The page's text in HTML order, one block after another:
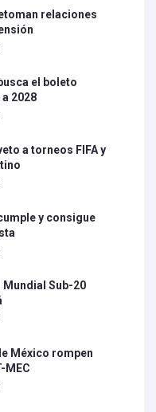
relaciones
el boleto
2028
a torneos FIFA y
y consigue
Mundial Sub-20
México rompen
MEC